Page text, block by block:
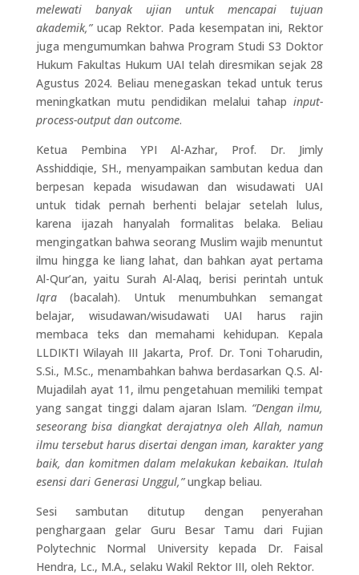
melewati banyak ujian untuk mencapai tujuan
akademik,”ucap Rektor. Pada kesempatan ini, Rektor
juga mengumumkan bahwa Program Studi S3 Doktor
Hukum Fakultas Hukum UAI telah diresmikan sejak 28
Agustus 2024. Beliau menegaskan tekad untuk terus
meningkatkan mutu pendidikan melalui tahapinput-
process-output dan outcome.
Ketua Pembina YPI Al-Azhar, Prof. Dr. Jimly
Asshiddiqie, SH., menyampaikan sambutan kedua dan
berpesan kepada wisudawan dan wisudawati UAI
untuk tidak pernah berhenti belajar setelah lulus,
karena ijazah hanyalah formalitas belaka. Beliau
mengingatkan bahwa seorang Muslim wajib menuntut
ilmu hingga ke liang lahat, dan bahkan ayat pertama
Al-Qur’an, yaitu Surah Al-Alaq, berisi perintah untuk
Iqra(bacalah). Untuk menumbuhkan semangat
belajar, wisudawan/wisudawati UAI harus rajin
membaca teks dan memahami kehidupan. Kepala
LLDIKTI Wilayah III Jakarta, Prof. Dr. Toni Toharudin,
S.Si., M.Sc., menambahkan bahwa berdasarkan Q.S. Al-
Mujadilah ayat 11, ilmu pengetahuan memiliki tempat
yang sangat tinggi dalam ajaran Islam. “Dengan ilmu,
seseorang bisa diangkat derajatnya oleh Allah, namun
ilmu tersebut harus disertai dengan iman, karakter yang
baik, dan komitmen dalam melakukan kebaikan. Itulah
esensi dari Generasi Unggul,”ungkap beliau.
Sesi sambutan ditutup dengan penyerahan
penghargaan gelar Guru Besar Tamu dari Fujian
Polytechnic Normal University kepada Dr. Faisal
Hendra, Lc., M.A., selaku Wakil Rektor III, oleh Rektor.